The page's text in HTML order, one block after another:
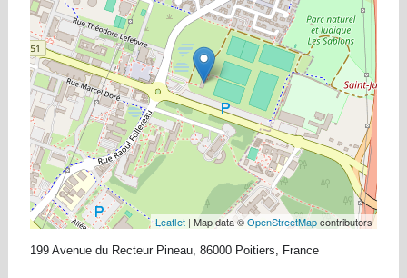
Leaflet | Map data ©OpenStreetMapcontributors
199 Avenue du Recteur Pineau, 86000 Poitiers, France